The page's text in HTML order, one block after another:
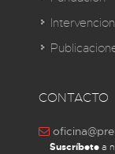
CONTACTO
Suscríbetea